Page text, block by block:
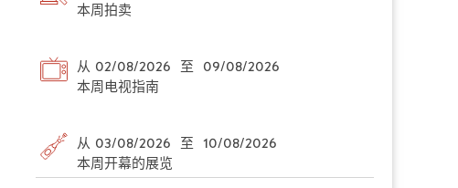
本周拍卖
从 02/08/2026 至 09/08/2026
本周电视指南
从 03/08/2026 至 10/08/2026
本周开幕的展览